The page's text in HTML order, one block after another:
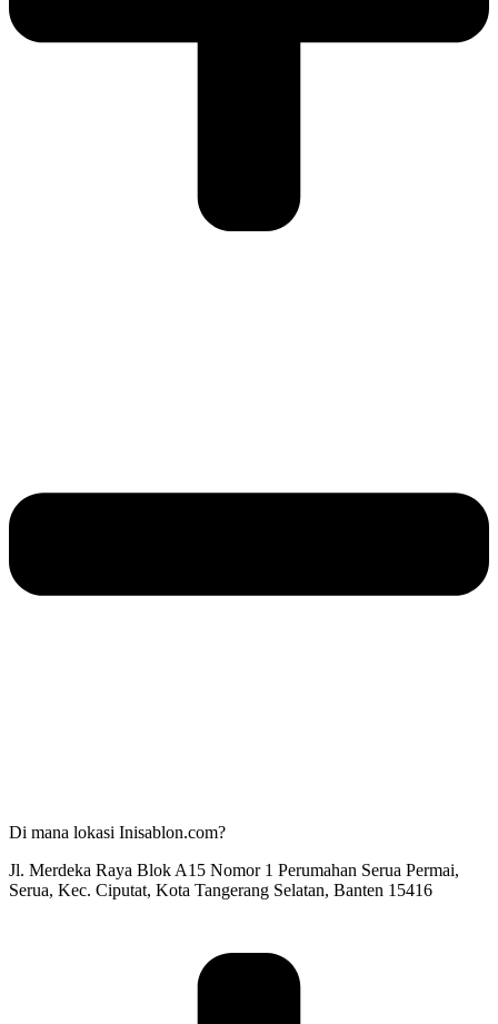
Di mana lokasi Inisablon.com?
Jl. Merdeka Raya Blok A15 Nomor 1 Perumahan Serua Permai,
Serua, Kec. Ciputat, Kota Tangerang Selatan, Banten 15416